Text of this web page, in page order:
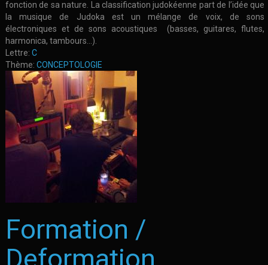
fonction de sa nature. La classification judokéenne part de l’idée que
la musique de Judoka est un mélange de voix, de sons
électroniques et de sons acoustiques (basses, guitares, flutes,
harmonica, tambours...).
Lettre: C
Thème: CONCEPTOLOGIE
Formation /